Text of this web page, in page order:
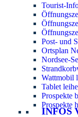
Tourist-
Post- und
Ortsplan
Nordsee-
Wattmobil
Tablet
Prospekte
Prospekte
INFOS